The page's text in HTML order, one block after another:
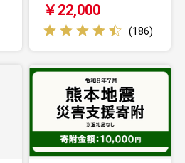
￥22,000
(186)